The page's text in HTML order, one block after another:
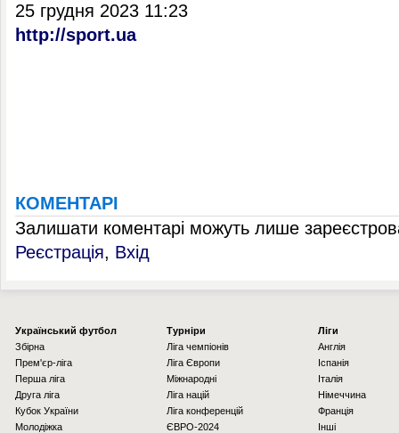
25 грудня 2023 11:23
http://sport.ua
КОМЕНТАРІ
Залишати коментарі можуть лише
Реєстрація, Вхід
Українcький футбол
Збірна
Прем'єр-ліга
Перша ліга
Друга ліга
Кубок України
Молодіжка
Турніри
Ліга чемпіонів
Ліга Європи
Міжнародні
Ліга націй
Ліга конференцій
ЄВРО-2024
Ліги
Англія
Іспанія
Італія
Німеччина
Франція
Інші